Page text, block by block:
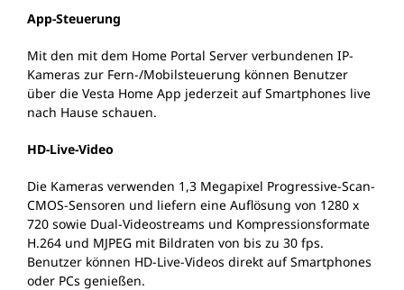
App-Steuerung
Mit den mit dem Home Portal Server verbundenen IP-
Kameras zur Fern-/Mobilsteuerung können Benutzer
über die Vesta Home App jederzeit auf Smartphones live
nach Hause schauen.
HD-Live-Video
Die Kameras verwenden 1,3 Megapixel Progressive-Scan-
CMOS-Sensoren und liefern eine Auflösung von 1280 x
720 sowie Dual-Videostreams und Kompressionsformate
H.264 und MJPEG mit Bildraten von bis zu 30 fps.
Benutzer können HD-Live-Videos direkt auf Smartphones
oder PCs genießen.